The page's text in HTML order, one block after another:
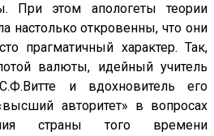
При этом апологеты теории
настолько откровенны, что они
прагматичный характер. Так,
валюты, идейный учитель
и вдохновитель его
авторитет» в вопросах
страны того времени